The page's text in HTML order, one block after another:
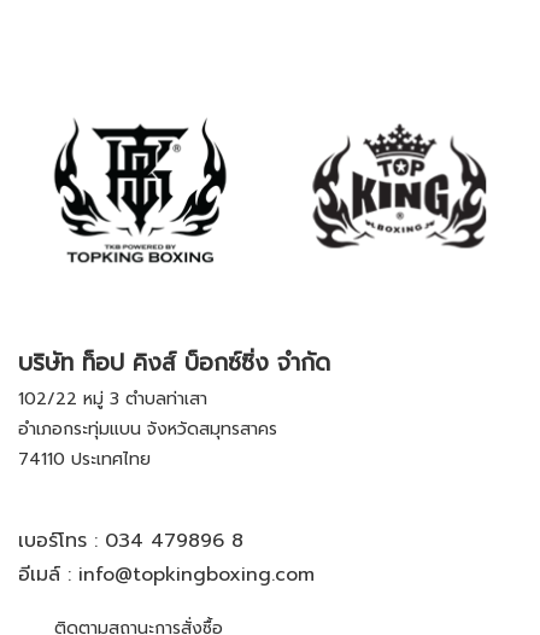
บริษัท ท็อป คิงส์ บ็อกซ์ซิ่ง จำกัด
102/22 หมู่ 3 ตำบลท่าเสา
อำเภอกระทุ่มแบน จังหวัดสมุทรสาคร
74110 ประเทศไทย
เบอร์โทร : 034 479896 8
อีเมล์ : info@topkingboxing.com
ติดตามสถานะการสั่งซื้อ